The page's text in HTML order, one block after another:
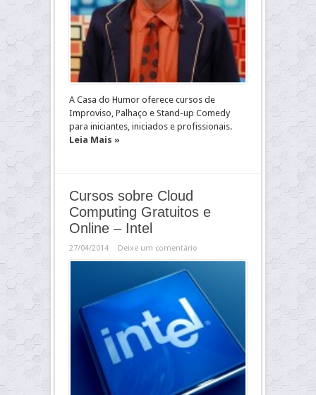
A Casa do Humor oferece cursos de
Improviso, Palhaço e Stand-up Comedy
para iniciantes, iniciados e profissionais.
Leia Mais »
Cursos sobre Cloud
Computing Gratuitos e
Online – Intel
27/04/2014 Deixe um comentário